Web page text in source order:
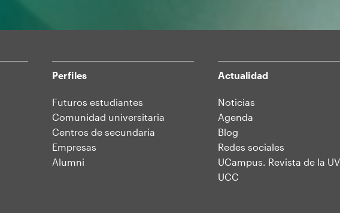
Perfiles
Futuros estudiantes
Comunidad universitaria
Centros de secundaria
Empresas
Alumni
Actualidad
Noticias
Agenda
Blog
Redes sociales
UCampus. Revista de la
UCC